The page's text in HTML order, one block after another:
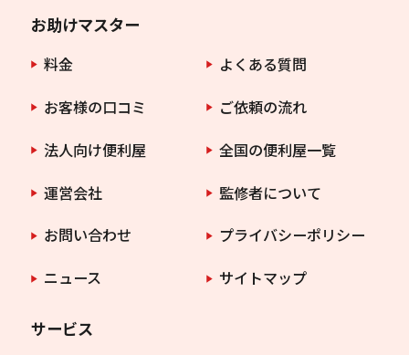
お助けマスター
料金
よくある質問
お客様の口コミ
ご依頼の流れ
法人向け便利屋
全国の便利屋一覧
運営会社
監修者について
お問い合わせ
プライバシーポリシー
ニュース
サイトマップ
サービス